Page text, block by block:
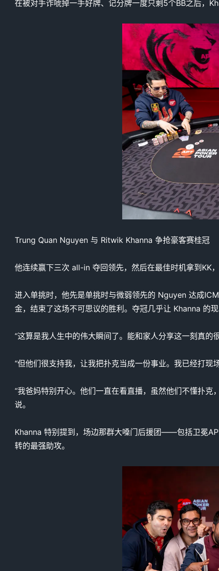
在被对手诈唬掉一手好牌、记分牌一度只剩5个BB之后，
Trung Quan Nguyen 与 Ritwik Khanna 争抢豪客赛桂冠
他连续赢下三次 all-in 夺回领先，然后在最佳时机拿到KK
进入单挑时，他先是单挑时与微弱领先的 Nguyen 达成
金，结束了这场不可思议的胜利。夺冠几乎让 Khanna 的
“这算是我人生中的伟大瞬间了。能和家人分享这一刻真
“但他们很支持我，让我把扑克当成一份事业。我已经打
“我爸妈特别开心。他们一直在看直播，虽然他们不懂扑
说。
Khanna 特别提到，场边那群大嗓门后援团——包括卫冕
转的最强助攻。